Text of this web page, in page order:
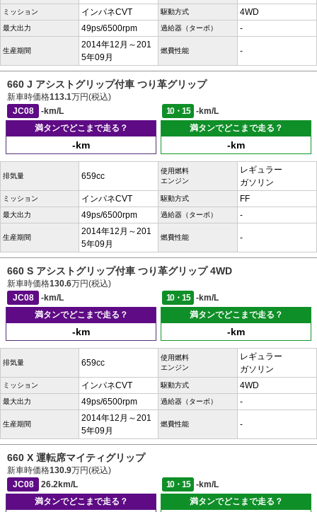
ミッション インパネCVT 駆動方式 4WD
最大出力 49ps/6500rpm 過給器（ターボ） -
生産期間
2014年12月～201
5年09月
燃費性能 -
660 J アシストグリップ付車 つり革グリップ
新車時価格113.1万円(税込)
JC08
-km/L 10・15
-km/L
満タンでどこまで走る？
-km
満タンでどこまで走る？
-km
排気量 659cc
使用燃料
エンジン
レギュラー
ガソリン
ミッション インパネCVT 駆動方式 FF
最大出力 49ps/6500rpm 過給器（ターボ） -
生産期間
2014年12月～201
5年09月
燃費性能 -
660 S アシストグリップ付車 つり革グリップ 4WD
新車時価格130.6万円(税込)
JC08
-km/L 10・15
-km/L
満タンでどこまで走る？
-km
満タンでどこまで走る？
-km
排気量 659cc
使用燃料
エンジン
レギュラー
ガソリン
ミッション インパネCVT 駆動方式 4WD
最大出力 49ps/6500rpm 過給器（ターボ） -
生産期間
2014年12月～201
5年09月
燃費性能 -
660 X 運転席マイティグリップ
新車時価格130.9万円(税込)
JC08
26.2km/L 10・15
-km/L
満タンでどこまで走る？
満タンでどこまで走る？